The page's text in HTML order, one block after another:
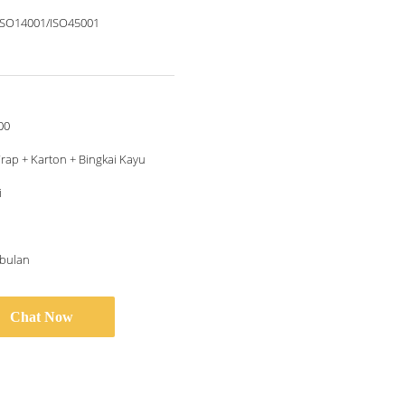
ISO45001
+ Karton + Bingkai Kayu
Chat Now